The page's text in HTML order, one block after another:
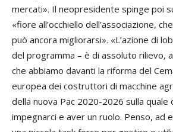
mercati». Il neopresidente spinge poi
«fiore all’occhiello dell’associazione,
può ancora migliorarsi». «L’azione di
del programma – è di assoluto rilievo,
che abbiamo davanti la riforma del
europea dei costruttori di macchine
della nuova Pac 2020-2026 sulla quale
impegnarci e aver un ruolo. Penso, ad